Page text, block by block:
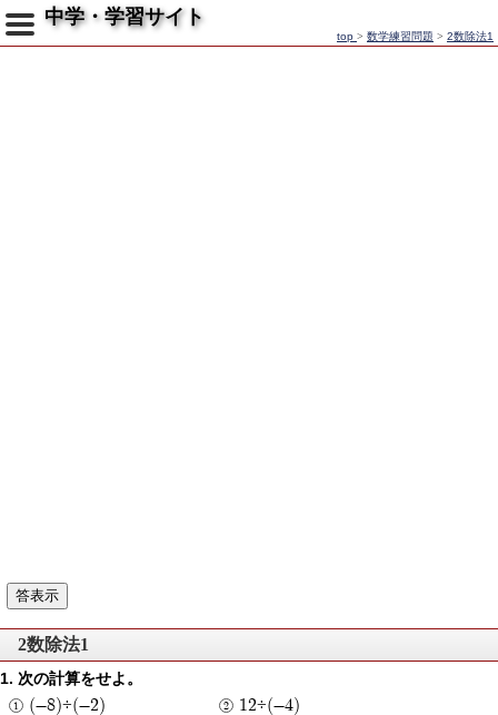
中学・学習サイト
top > 数学練習問題 > 2数除法1
2数除法1
次の計算をせよ。
(-8)÷(-2) 12÷(-4)